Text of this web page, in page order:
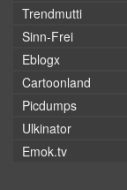
Trendmutti
Sinn-Frei
Eblogx
Cartoonland
Picdumps
Ulkinator
Emok.tv